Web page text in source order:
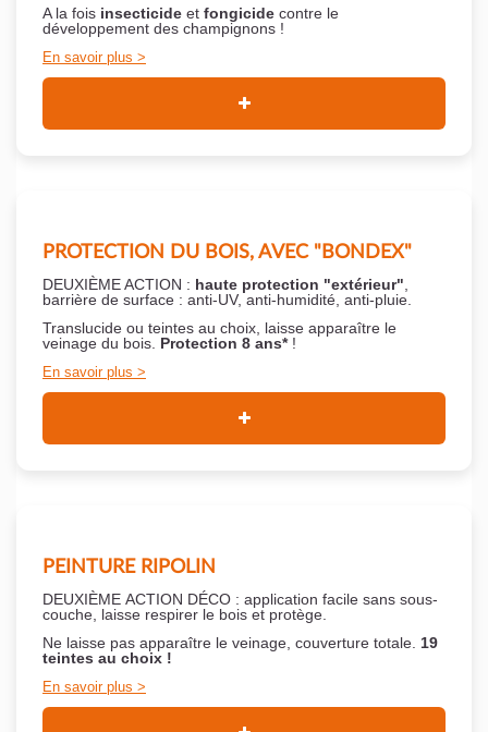
A la fois insecticide et fongicide contre le
développement des champignons !
En savoir plus
PROTECTION DU BOIS, AVEC "BONDEX"
DEUXIÈME ACTION : haute protection "extérieur"
barrière de surface : anti-UV, anti-humidité, anti-pluie.
Translucide ou teintes au choix, laisse apparaître le
veinage du bois. Protection 8 ans*!
En savoir plus
PEINTURE RIPOLIN
DEUXIÈME ACTION DÉCO : application facile sans sous-
couche, laisse respirer le bois et protège.
Ne laisse pas apparaître le veinage, couverture totale. 19
teintes au choix !
En savoir plus